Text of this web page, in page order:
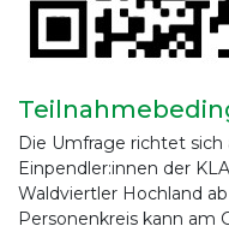
Die Umfrage richtet sich
Einpendler:innen der
Waldviertler Hochland
Personenkreis kann am